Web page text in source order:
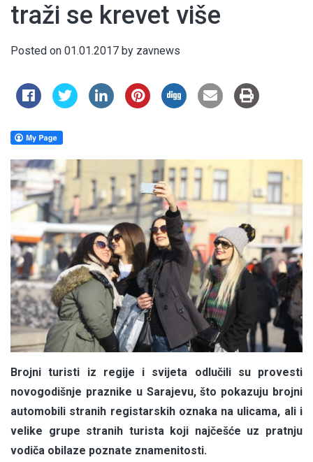
traži se krevet više
Posted on 01.01.2017 by zavnews
Brojni turisti iz regije i svijeta odlučili su provesti
novogodišnje praznike u Sarajevu, što pokazuju brojni
automobili stranih registarskih oznaka na ulicama, ali i
velike grupe stranih turista koji najčešće uz pratnju
vodiča obilaze poznate znamenitosti.